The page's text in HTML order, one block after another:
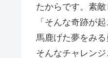
たからです。素
「そんな奇跡が
馬鹿げた夢をみ
そんなチャレン